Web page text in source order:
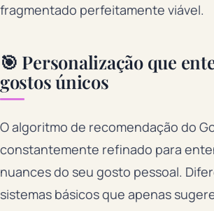
fragmentado perfeitamente viável.
🎯 Personalização que
gostos únicos
O algoritmo de recomendação do
constantemente refinado para
nuances do seu gosto pessoal.
sistemas básicos que apenas